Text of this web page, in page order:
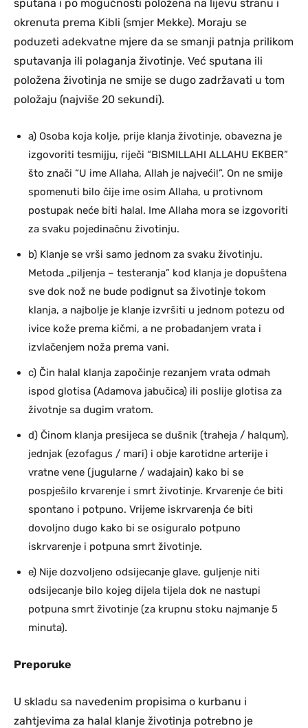
sputana i po mogućnosti položena na lijevu stranu i
okrenuta prema Kibli (smjer Mekke). Moraju se
poduzeti adekvatne mjere da se smanji patnja prilikom
sputavanja ili polaganja životinje. Već sputana ili
položena životinja ne smije se dugo zadržavati u tom
položaju (najviše 20 sekundi).
a) Osoba koja kolje, prije klanja životinje, obavezna je
izgovoriti tesmijju, riječi “BISMILLAHI ALLAHU EKBER”
što znači “U ime Allaha, Allah je najveći!”. On ne smije
spomenuti bilo čije ime osim Allaha, u protivnom
postupak neće biti halal. Ime Allaha mora se izgovoriti
za svaku pojedinačnu životinju.
b) Klanje se vrši samo jednom za svaku životinju.
Metoda „piljenja – testeranja” kod klanja je dopuštena
sve dok nož ne bude podignut sa životinje tokom
klanja, a najbolje je klanje izvršiti u jednom potezu od
ivice kože prema kičmi, a ne probadanjem vrata i
izvlačenjem noža prema vani.
c) Čin halal klanja započinje rezanjem vrata odmah
ispod glotisa (Adamova jabučica) ili poslije glotisa za
životnje sa dugim vratom.
d) Činom klanja presijeca se dušnik (traheja / halqum),
jednjak (ezofagus / mari) i obje karotidne arterije i
vratne vene (jugularne / wadajain) kako bi se
pospješilo krvarenje i smrt životinje. Krvarenje će biti
spontano i potpuno. Vrijeme iskrvarenja će biti
dovoljno dugo kako bi se osiguralo potpuno
iskrvarenje i potpuna smrt životinje.
e) Nije dozvoljeno odsijecanje glave, guljenje niti
odsijecanje bilo kojeg dijela tijela dok ne nastupi
potpuna smrt životinje (za krupnu stoku najmanje 5
minuta).
Preporuke
U skladu sa navedenim propisima o kurbanu i
zahtjevima za halal klanje životinja potrebno je